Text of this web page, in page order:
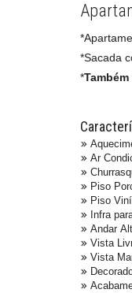
*Sacada
*
Ar
Piso
Piso
Infra
Andar
Vista
Vista